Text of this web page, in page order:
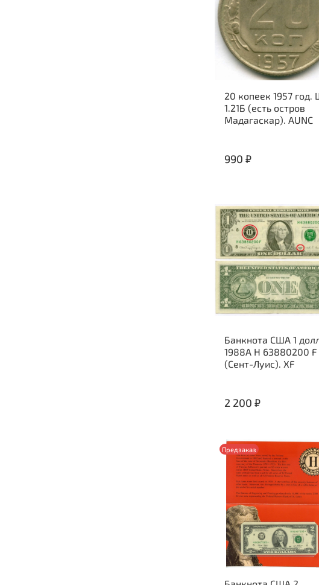
20 копеек 1957 год.
1.21Б (есть остров
Мадагаскар). AUNC
990 ₽
Банкнота США 1
1988A H 63880200 F
(Сент-Луис). XF
2 200 ₽
Предзаказ